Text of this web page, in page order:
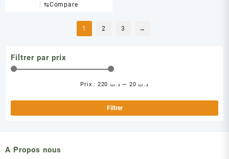
⇆Compare
1 2 3 →
Filtrer par prix
min
Filtrer
Prix : د.ت 20 — د.ت 220
A Propos nous